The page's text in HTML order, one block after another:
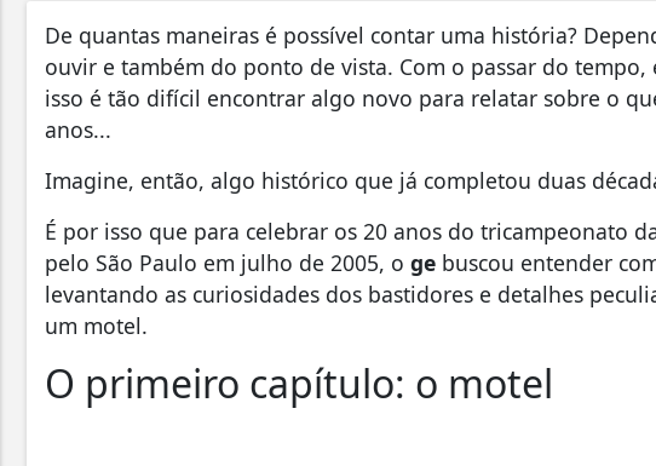
De quantas maneiras é possível contar uma história?
ouvir e também do ponto de vista. Com o passar do
isso é tão difícil encontrar algo novo para relatar sobre o
anos...
Imagine, então, algo histórico que já completou duas
É por isso que para celebrar os 20 anos do tricampeonato
pelo São Paulo em julho de 2005, o ge buscou entender
levantando as curiosidades dos bastidores e detalhes
um motel.
O primeiro capítulo: o motel